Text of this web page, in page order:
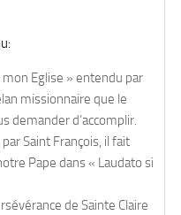
mon Eglise » entendu par
missionnaire que le
demander d’accomplir.
Saint François, il fait
Pape dans « Laudato si
de Sainte Claire